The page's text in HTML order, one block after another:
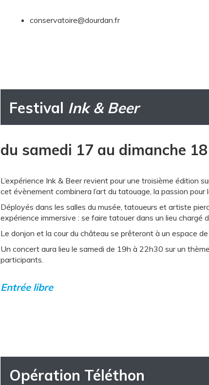
conservatoire@dourdan.fr
Festival Ink & Beer
du samedi 17 au dimanche
L’expérience Ink & Beer revient pour une troisième édition
cet évènement combinera l’art du tatouage, la passion pour
Déployés dans les salles du musée, tatoueurs et artiste
expérience immersive : se faire tatouer dans un lieu chargé
Le donjon et la cour du château se prêteront à un espace
Un concert aura lieu le samedi de 19h à 22h30 sur un
participants.
Entrée libre
Opération Téléthon